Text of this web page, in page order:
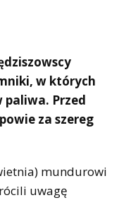
w których
paliwa. Przed
za szereg
mundurowi
uwagę